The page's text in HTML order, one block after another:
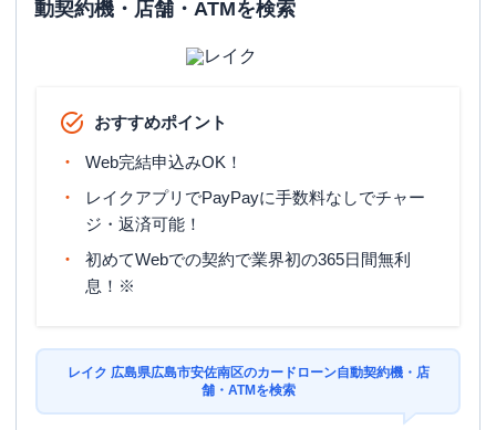
動契約機・店舗・ATMを検索
おすすめポイント
Web完結申込みOK！
レイクアプリでPayPayに手数料なしでチャー
ジ・返済可能！
初めてWebでの契約で業界初の365日間無利
息！※
レイク 広島県広島市安佐南区のカードローン自動契約機・店
舗・ATMを検索